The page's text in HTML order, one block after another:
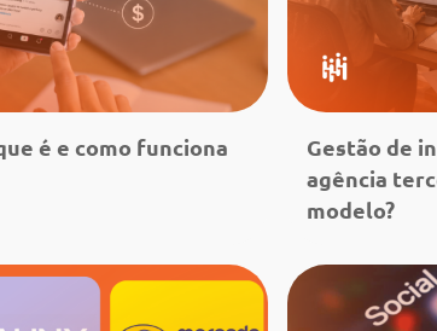
é e como funciona
Gestão de
agência
modelo?